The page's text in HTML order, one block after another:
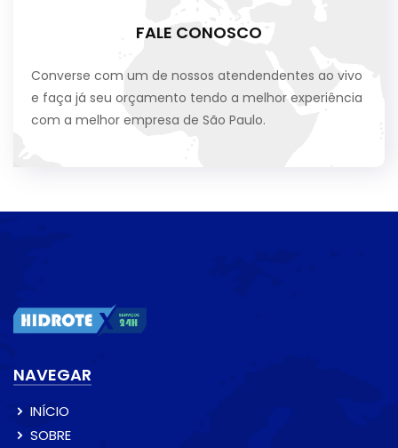
FALE CONOSCO
Converse com um de nossos atendendentes ao vivo
e faça já seu orçamento tendo a melhor experiência
com a melhor empresa de São Paulo.
NAVEGAR
INÍCIO
SOBRE